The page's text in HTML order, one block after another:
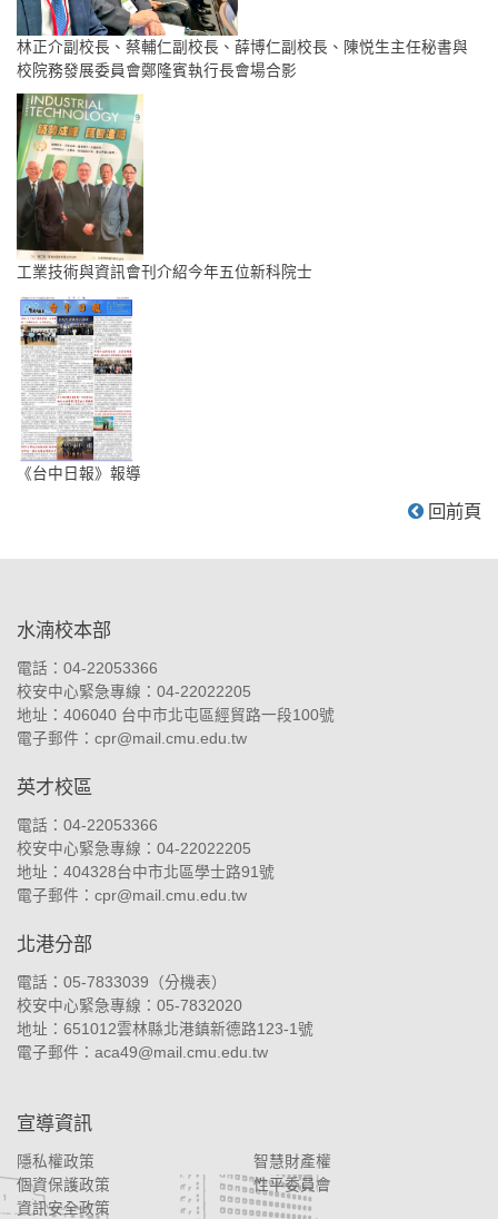
林正介副校長、蔡輔仁副校長、薛博仁副校長、陳悦生主任秘書與
校院務發展委員會鄭隆賓執行長會場合影
工業技術與資訊會刊介紹今年五位新科院士
《台中日報》報導
回前頁
水湳校本部
電話：04-22053366
校安中心緊急專線：04-22022205
地址： 406040 台中市北屯區經貿路一段100號
電子郵件： cpr@mail.cmu.edu.tw
英才校區
電話：04-22053366
校安中心緊急專線：04-22022205
地址： 404328台中市北區學士路91號
電子郵件： cpr@mail.cmu.edu.tw
北港分部
電話：05-7833039（分機表）
校安中心緊急專線：05-7832020
地址： 651012雲林縣北港鎮新德路123-1號
電子郵件： aca49@mail.cmu.edu.tw
宣導資訊
隱私權政策
智慧財產權
個資保護政策
性平委員會
資訊安全政策